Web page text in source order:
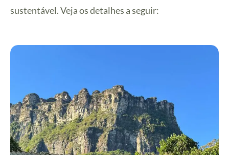
sustentável. Veja os detalhes a seguir: